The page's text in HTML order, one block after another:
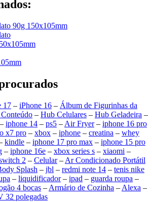
90g 150x105mm
17 – iPhone 16 – Álbum de Figurinhas da
– Hub Celulares – Hub Geladeira –
– iphone 14 – ps5 – Air Fryer– iphone 16 pro
x7 pro – xbox – iphone – creatina – whey
kindle – iphone 17 pro max – iphone 15 pro
– iphone 16e – xbox series s – xiaomi –
2 – Celular– Ar Condicionado Portátil
Splash – jbl – redmi note 14 – tenis nike
– liquidificador– ipad – guarda roupa –
4 bocas – Armário de Cozinha – Alexa –
32 polegadas